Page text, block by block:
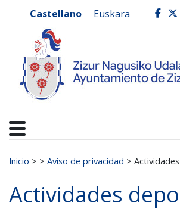
Castellano Euskara
Buscar:
Inicio > > Aviso de privacidad >
Actividades